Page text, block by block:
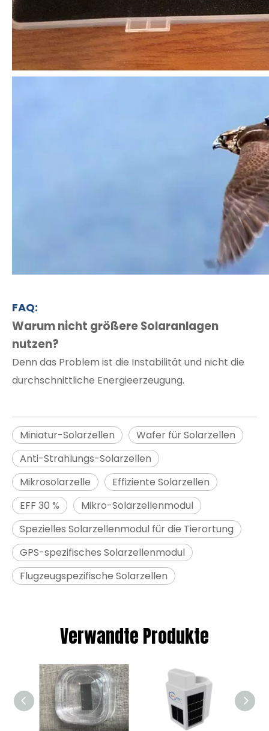
FAQ:
Warum nicht größere Solaranlagen
nutzen?
Denn das Problem ist die Instabilität und nicht die
durchschnittliche Energieerzeugung.
Miniatur-Solarzellen
Wafer für Solarzellen
Anti-Strahlungs-Solarzellen
Mikrosolarzelle
Effiziente Solarzellen
EFF 30 %
Mikro-Solarzellenmodul
Spezielles Solarzellenmodul für die Tierortung
GPS-spezifisches Solarzellenmodul
Flugzeugspezifische Solarzellen
Verwandte Produkte